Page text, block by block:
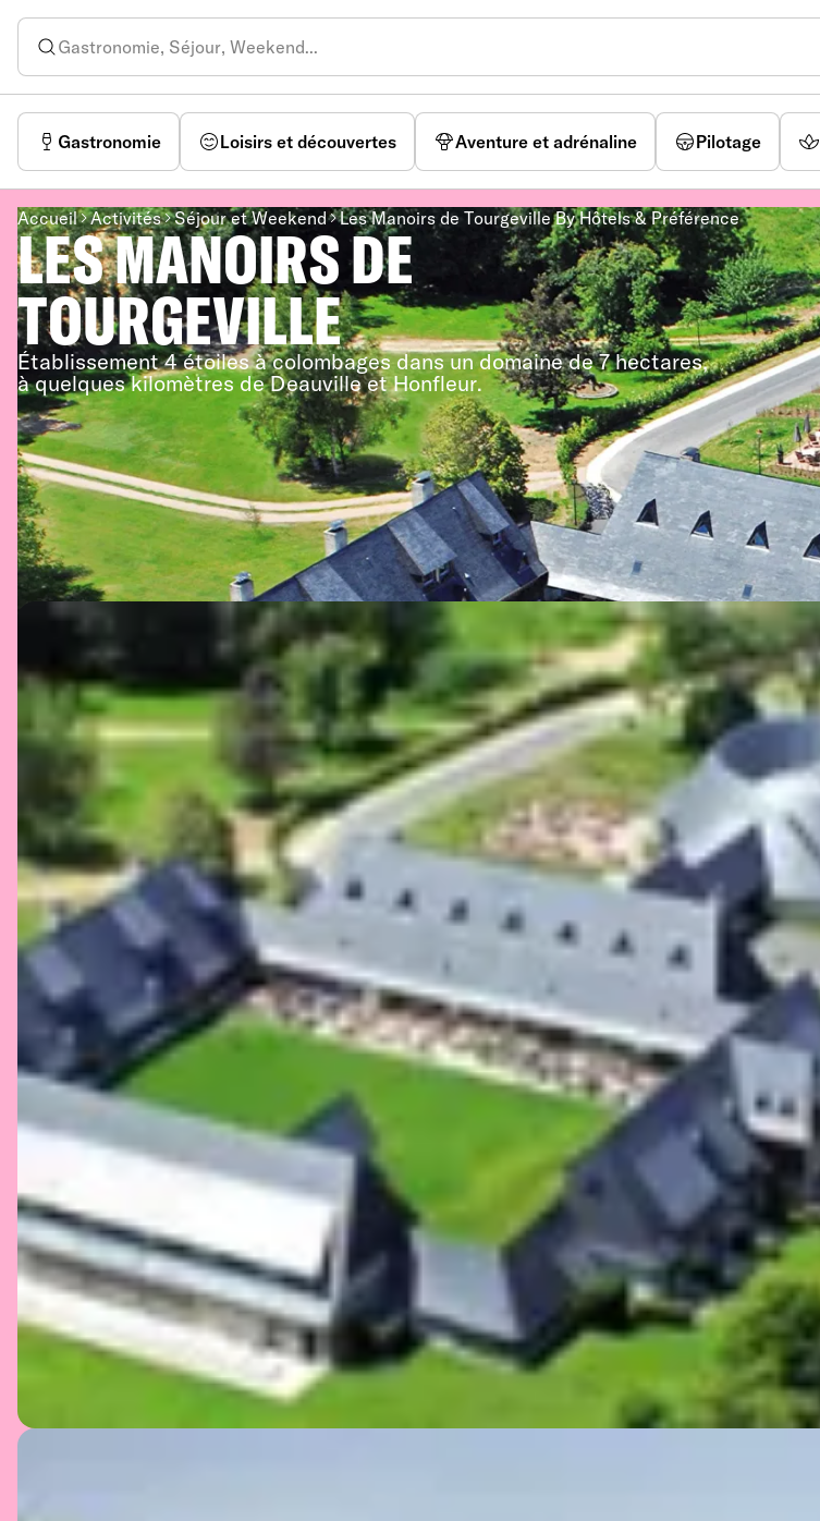
Gastronomie Loisirs et découvertes Aventure et adrénaline Pilotage
Accueil Activités Séjour et Weekend Les Manoirs de Tourgeville By Hôtels & Préférence
LES MANOIRS DE
TOURGEVILLE
Établissement 4 étoiles à colombages dans un domaine de 7 hectares,
à quelques kilomètres de Deauville et Honfleur.